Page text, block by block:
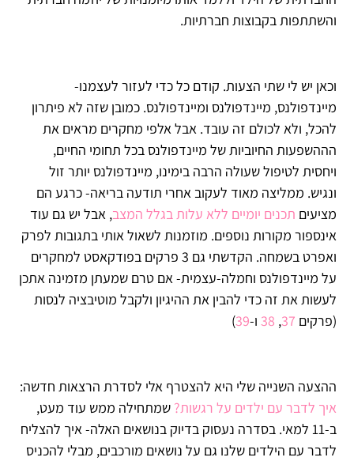
והשתתפות בקבוצות חברתיות.
וכאן יש לי שתי הצעות. קודם כל כדי לעזור לעצמנו-
מיינדפולנס, מיינדפולנס ומיינדפולנס. כמובן שזה לא פיתרון
להכל, ולא לכולם זה עובד. אבל אלפי מחקרים מראים את
הההשפעות החיוביות של מיינדפולנס בכל תחומי החיים,
ויחסית לטיפול שעולה הרבה בימינו, מיינדפולנס יותר זול
ונגיש. ממליצה מאוד לעקוב אחרי תודעה בריאה- כרגע הם
מציעים תכנים יומיים ללא עלות בגלל המצב, אבל יש גם עוד
אינספור מקורות נוספים. מוזמנות לשאול אותי בתגובות לפרק
ואפרט בשמחה. הקדשתי גם 3 פרקים בפודקאסט למחקרים
על מיינדפולנס וחמלה-עצמית- אם טרם שמעתן מזמינה אתכן
לעשות את זה כדי להבין את ההיגיון ולקבל מוטיבציה לנסות
(פרקים 37
,
38 ו-39
)
ההצעה השנייה שלי היא להצטרף אלי לסדרת הרצאות חדשה:
איך לדבר עם ילדים על רגשות? שמתחילה ממש עוד מעט,
ב-11 למאי. בסדרה נעסוק בדיוק בנושאים האלה- איך להצליח
לדבר עם הילדים שלנו גם על נושאים מורכבים, מבלי להכניס